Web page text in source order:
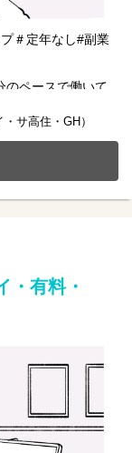
＃定年なし#副業
のペースで働いて
住宅(全63室)と共
となったホームで
る方を募集してい
ご安心ください
サ高住・GH）
・有料・